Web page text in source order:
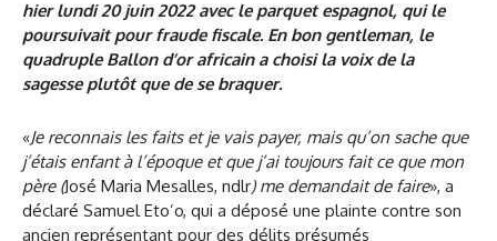
hier lundi 20 juin 2022 avec le parquet espagnol, qui le
poursuivait pour fraude fiscale. En bon gentleman, le
quadruple Ballon d’or africain a choisi la voix de la
sagesse plutôt que de se braquer.
«Je reconnais les faits et je vais payer, mais qu’on sache que
j’étais enfant à l’époque et que j’ai toujours fait ce que mon
père (José Maria Mesalles, ndlr) me demandait de faire», a
déclaré Samuel Eto’o, qui a déposé une plainte contre son
ancien représentant pour des délits présumés